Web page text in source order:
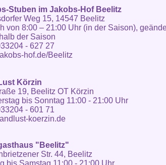
Stuben im Jakobs-Hof Beelitz
Weg 15, 14547 Beelitz
von 8:00 – 21:00 Uhr (in der Saison),
der Saison
- 627 27
hof.de/Beelitz
Körzin
19, Beelitz OT Körzin
bis Sonntag 11:00 - 21:00 Uhr
- 601 71
koerzin.de
"Beelitz"
Str. 44, Beelitz
bis Samstag 11:00 - 21:00 Uhr